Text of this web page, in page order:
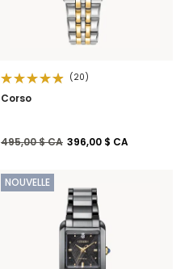
(20)
Corso
Prix réduit de
495,00 $ CAà396,00 $ CA
NOUVELLE